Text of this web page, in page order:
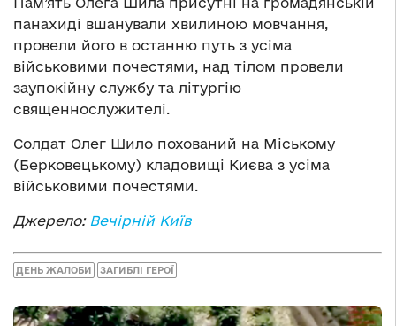
панахиді вшанували хвилиною мовчання,
провели його в останню путь з усіма
військовими почестями, над тілом провели
заупокійну службу та літургію
священнослужителі.
Солдат Олег Шило похований на Міському
(Берковецькому) кладовищі Києва з усіма
військовими почестями.
Джерело: Вечірній Київ
ДЕНЬ ЖАЛОБИ ЗАГИБЛІ ГЕРОЇ